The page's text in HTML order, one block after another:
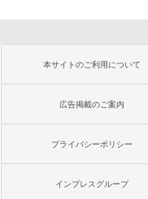
本サイトのご利用について
広告掲載のご案内
プライバシーポリシー
インプレスグループ